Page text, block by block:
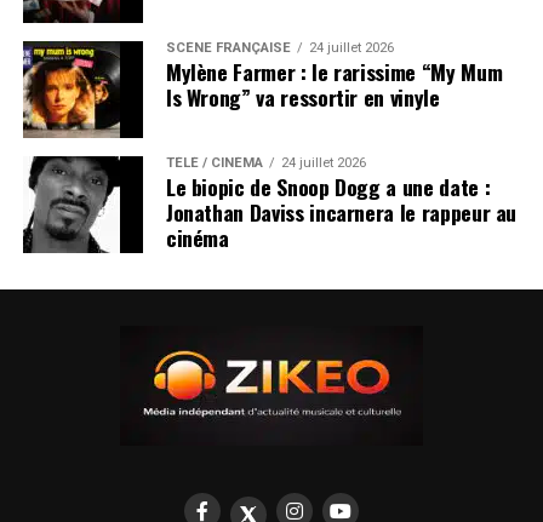
SCÈNE FRANÇAISE 24 juillet 2026
Mylène Farmer : le rarissime “My Mum
Is Wrong” va ressortir en vinyle
TÉLÉ / CINÉMA 24 juillet 2026
Le biopic de Snoop Dogg a une date :
Jonathan Daviss incarnera le rappeur au
cinéma